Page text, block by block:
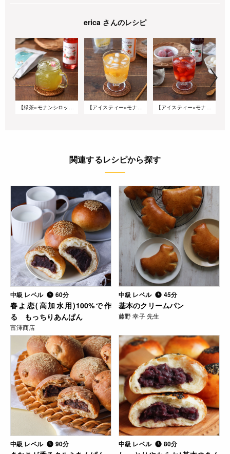
erica さんのレシピ
【緑茶×モナンシロップ】ティーカクテル ～緑茶&ローズシロップ～ 【アイスティー×モナンシロップ】タピオカ入りデザートティー ～エルダーフラワーブレンド&ピーチシロップ～ 【アイスティー×モナンシロップ】白玉入りデザートティー ～ハイビスカスブレンド&ストロベリーシロップ～
関連するレシピから探す
中級 レベル 60分
春よ恋(高加水用)100%で作
る もっちりあんぱん
富澤商店
中級 レベル 45分
基本のクリームパン
藤野 幸子 先生
中級 レベル 90分 中級 レベル 80分